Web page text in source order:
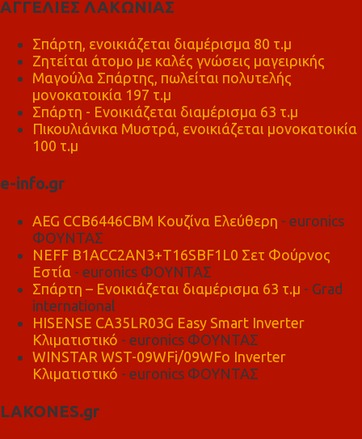
ΑΓΓΕΛΙΕΣ ΛΑΚΩΝΙΑΣ
Σπάρτη, ενοικιάζεται διαμέρισμα 80 τ.μ
Ζητείται άτομο με καλές γνώσεις μαγειρικής
Μαγούλα Σπάρτης, πωλείται πολυτελής
μονοκατοικία 197 τ.μ
Σπάρτη - Ενοικιάζεται διαμέρισμα 63 τ.μ
Πικουλιάνικα Μυστρά, ενοικιάζεται μονοκατοικία
100 τ.μ
e-info.gr
AEG CCB6446CBM Κουζίνα Ελεύθερη - euronics
ΦΟΥΝΤΑΣ
NEFF B1ACC2AN3+T16SBF1L0 Σετ Φούρνος
Εστία - euronics ΦΟΥΝΤΑΣ
Σπάρτη – Ενοικιάζεται διαμέρισμα 63 τ.μ - Grad
international
HISENSE CA35LR03G Easy Smart Inverter
Κλιματιστικό - euronics ΦΟΥΝΤΑΣ
WINSTAR WST-09WFi/09WFo Inverter
Κλιματιστικό - euronics ΦΟΥΝΤΑΣ
LAKONES.gr